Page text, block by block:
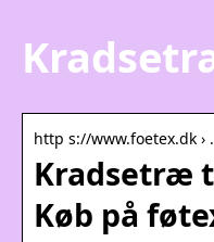
http s://www.foetex.dk ›
Kradsetræ
Køb på